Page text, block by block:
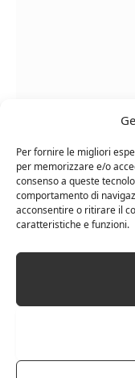
Per fornire le migliori
per memorizzare e/o
consenso a queste
comportamento di
acconsentire o ritirare il
caratteristiche e funzioni.
Le Casematte –